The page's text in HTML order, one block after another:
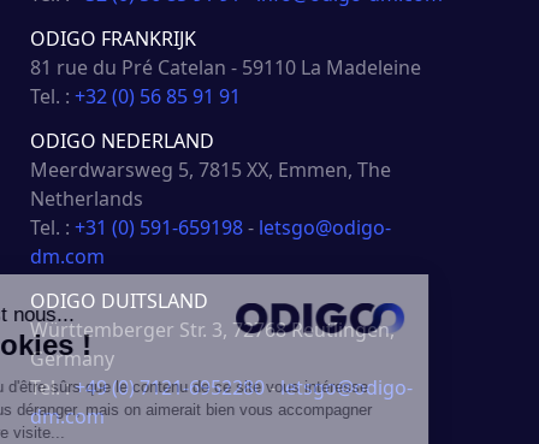
ODIGO FRANKRIJK
81 rue du Pré Catelan - 59110 La Madeleine
Tel. : +32 (0) 56 85 91 91
ODIGO NEDERLAND
Meerdwarsweg 5, 7815 XX, Emmen, The
Netherlands
Tel. : +31 (0) 591-659198- letsgo@odigo-
dm.com
ODIGO DUITSLAND
Württemberger Str. 3, 72768 Reutlingen,
Germany
Tel. :+49 (0) 7121-6952280-letsgo@odigo-
dm.com